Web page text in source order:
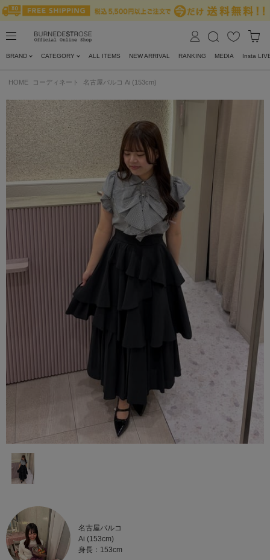
BRAND CATEGORY ALL ITEMS NEW ARRIVAL RANKING MEDIA Insta
HOME コーディネート 名古屋パルコ Ai (153cm)
名古屋パルコ
Ai (153cm)
身長：153cm